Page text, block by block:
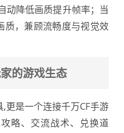
动降低画质提升帧率；当
质，兼顾流畅度与视觉效
的游戏生态
更是一个连接千万CF手游
略、交流战术、兑换道